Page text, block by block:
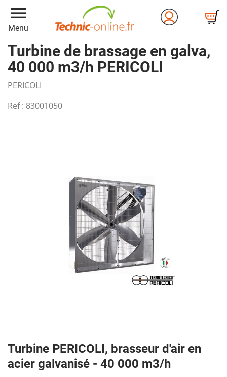
menu
Menu
Turbine de brassage en galva,
40 000 m3/h PERICOLI
PERICOLI
Ref : 83001050
Turbine PERICOLI, brasseur d'air en
acier galvanisé - 40 000 m3/h